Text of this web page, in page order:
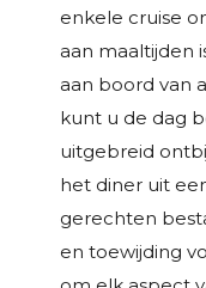
enkele cruise
aan maaltijden
aan boord van
kunt u de dag
uitgebreid
het diner uit
gerechten
en toewijding